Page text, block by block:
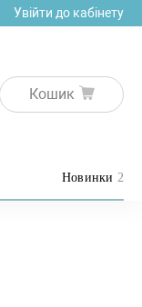
Увійти до кабінету
Кошик
Новинки 2